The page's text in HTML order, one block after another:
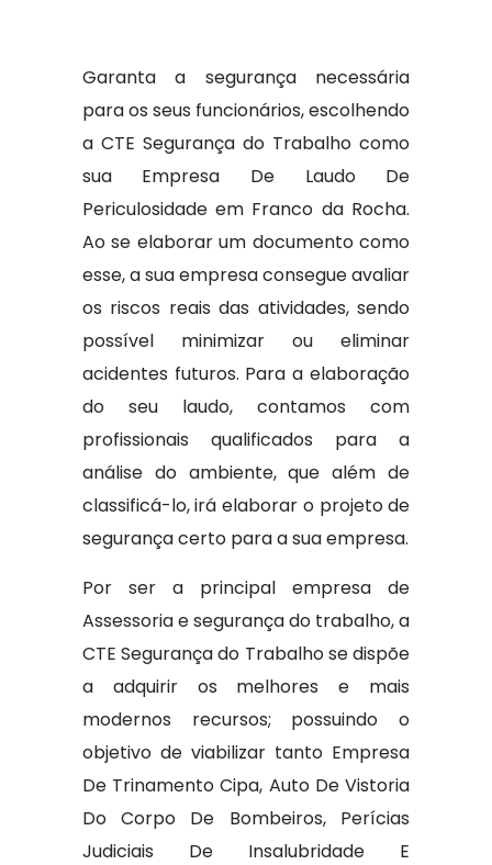
Garanta a segurança necessária
para os seus funcionários, escolhendo
a CTE Segurança do Trabalho como
sua Empresa De Laudo De
Periculosidade em Franco da Rocha.
Ao se elaborar um documento como
esse, a sua empresa consegue avaliar
os riscos reais das atividades, sendo
possível minimizar ou eliminar
acidentes futuros. Para a elaboração
do seu laudo, contamos com
profissionais qualificados para a
análise do ambiente, que além de
classificá-lo, irá elaborar o projeto de
segurança certo para a sua empresa.
Por ser a principal empresa de
Assessoria e segurança do trabalho, a
CTE Segurança do Trabalho se dispõe
a adquirir os melhores e mais
modernos recursos; possuindo o
objetivo de viabilizar tanto Empresa
De Trinamento Cipa, Auto De Vistoria
Do Corpo De Bombeiros, Perícias
Judiciais De Insalubridade E